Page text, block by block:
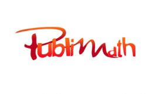
contenu
Publimath